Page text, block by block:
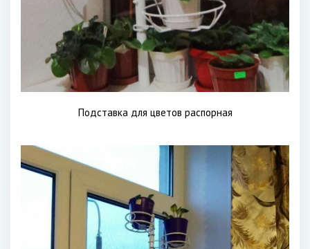
Подставка для цветов распорная